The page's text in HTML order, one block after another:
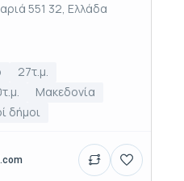
551 32, Ελλάδα
27τ.μ.
Μακεδονία
δήμοι